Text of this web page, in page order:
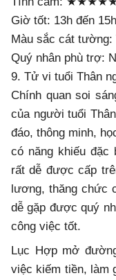
Giờ tốt: 13h đến 15h
Màu sắc cát tường:
Quý nhân phù trợ:
9. Tử vi tuổi Thân
Chính quan soi
của người tuổi
đáo, thông minh,
có năng khiếu
rất dễ được cấp
lương, thăng chức
dễ gặp được quý
công việc tốt.
Lục Hợp mở
việc kiếm tiền, làm